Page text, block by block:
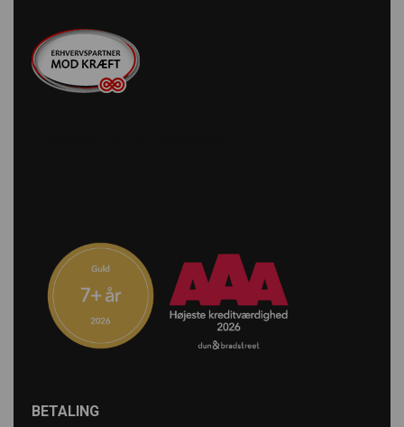
BETALING